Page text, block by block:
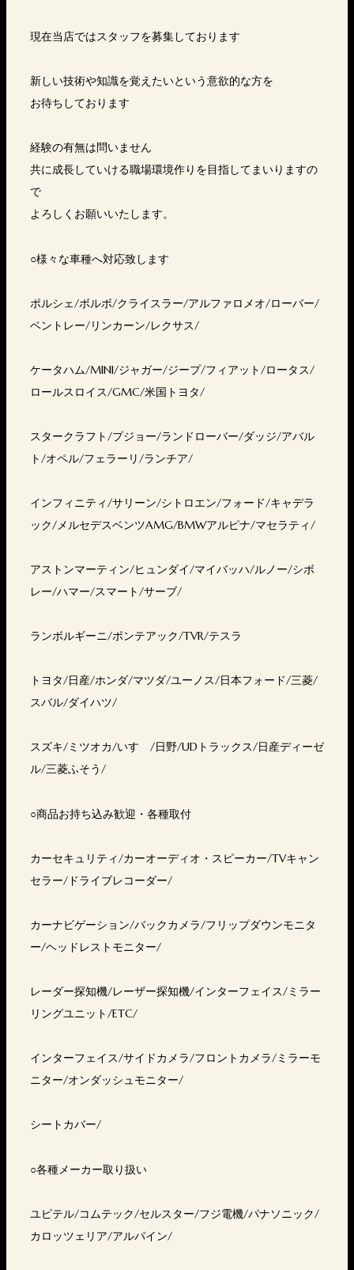
現在当店ではスタッフを募集しております
新しい技術や知識を覚えたいという意欲的な方を
お待ちしております
経験の有無は問いません
共に成長していける職場環境作りを目指してまいりますの
で
よろしくお願いいたします。
○様々な車種へ対応致します
ポルシェ/ボルボ/クライスラー/アルファロメオ/ローバー/
ベントレー/リンカーン/レクサス/
ケータハム/MINI/ジャガー/ジープ/フィアット/ロータス/
ロールスロイス/GMC/米国トヨタ/
スタークラフト/プジョー/ランドローバー/ダッジ/アバル
ト/オペル/フェラーリ/ランチア/
インフィニティ/サリーン/シトロエン/フォード/キャデラ
ック/メルセデスベンツAMG/BMWアルピナ/マセラティ/
アストンマーティン/ヒュンダイ/マイバッハ/ルノー/シボ
レー/ハマー/スマート/サーブ/
ランボルギーニ/ポンテアック/TVR/テスラ
トヨタ/日産/ホンダ/マツダ/ユーノス/日本フォード/三菱/
スバル/ダイハツ/
スズキ/ミツオカ/いすゞ/日野/UDトラックス/日産ディーゼ
ル/三菱ふそう/
○商品お持ち込み歓迎・各種取付
カーセキュリティ/カーオーディオ・スピーカー/TVキャン
セラー/ドライブレコーダー/
カーナビゲーション/バックカメラ/フリップダウンモニタ
ー/ヘッドレストモニター/
レーダー探知機/レーザー探知機/インターフェイス/ミラー
リングユニット/ETC/
インターフェイス/サイドカメラ/フロントカメラ/ミラーモ
ニター/オンダッシュモニター/
シートカバー/
○各種メーカー取り扱い
ユピテル/コムテック/セルスター/フジ電機/パナソニック/
カロッツェリア/アルパイン/